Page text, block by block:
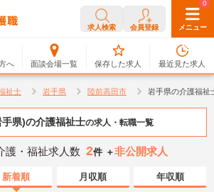
求人検索 会員登録 メニュー
へ 面談会場一覧
0
保存した求人
0
最近見た求人
祉士 岩手県 陸前高田市 岩手県の介護福祉
県)の介護福祉士の求人・転職一覧
護・福祉求人数 2件 ＋非公開求人
新着順 月収順 年収順